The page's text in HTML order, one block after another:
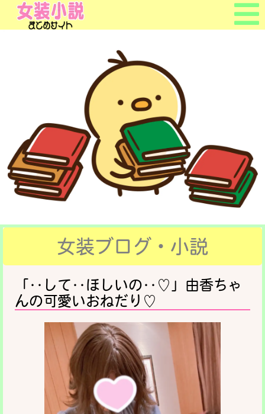
ついて？
ブログ＆小説
よくある質問
お問合せ
女装ブログ・小説
「‥して‥ほしいの‥♡」由香ちゃ
んの可愛いおねだり♡